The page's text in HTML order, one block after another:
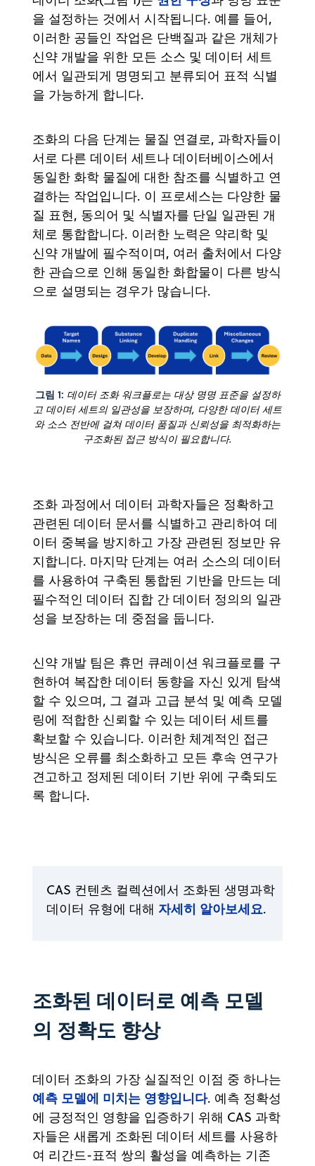
을 설정하는 것에서 시작됩니다. 예를 들어,
이러한 공들인 작업은 단백질과 같은 개체가
신약 개발을 위한 모든 소스 및 데이터 세트
에서 일관되게 명명되고 분류되어 표적 식별
을 가능하게 합니다.
조화의 다음 단계는 물질 연결로, 과학자들이
서로 다른 데이터 세트나 데이터베이스에서
동일한 화학 물질에 대한 참조를 식별하고 연
결하는 작업입니다. 이 프로세스는 다양한 물
질 표현, 동의어 및 식별자를 단일 일관된 개
체로 통합합니다. 이러한 노력은 약리학 및
신약 개발에 필수적이며, 여러 출처에서 다양
한 관습으로 인해 동일한 화합물이 다른 방식
으로 설명되는 경우가 많습니다.
그림 1: 데이터 조화 워크플로는 대상 명명 표준을 설정하
고 데이터 세트의 일관성을 보장하며, 다양한 데이터 세트
와 소스 전반에 걸쳐 데이터 품질과 신뢰성을 최적화하는
구조화된 접근 방식이 필요합니다.
조화 과정에서 데이터 과학자들은 정확하고
관련된 데이터 문서를 식별하고 관리하여 데
이터 중복을 방지하고 가장 관련된 정보만 유
지합니다. 마지막 단계는 여러 소스의 데이터
를 사용하여 구축된 통합된 기반을 만드는 데
필수적인 데이터 집합 간 데이터 정의의 일관
성을 보장하는 데 중점을 둡니다.
신약 개발 팀은 휴먼 큐레이션 워크플로를 구
현하여 복잡한 데이터 동향을 자신 있게 탐색
할 수 있으며, 그 결과 고급 분석 및 예측 모델
링에 적합한 신뢰할 수 있는 데이터 세트를
확보할 수 있습니다. 이러한 체계적인 접근
방식은 오류를 최소화하고 모든 후속 연구가
견고하고 정제된 데이터 기반 위에 구축되도
록 합니다.
CAS 컨텐츠 컬렉션에서 조화된 생명과학
데이터 유형에 대해 자세히 알아보세요.
조화된 데이터로 예측 모델
의 정확도 향상
데이터 조화의 가장 실질적인 이점 중 하나는
예측 모델에 미치는 영향입니다. 예측 정확성
에 긍정적인 영향을 입증하기 위해 CAS 과학
자들은 새롭게 조화된 데이터 세트를 사용하
여 리간드-표적 쌍의 활성을 예측하는 기존